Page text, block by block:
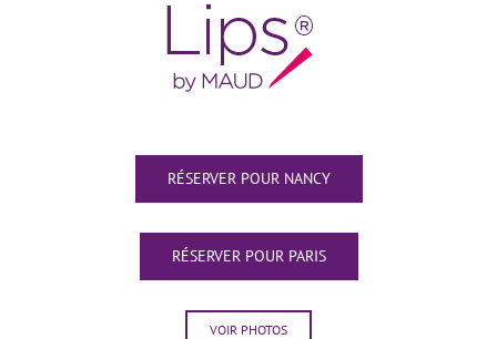
RÉSERVER POUR NANCY
RÉSERVER POUR PARIS
VOIR PHOTOS